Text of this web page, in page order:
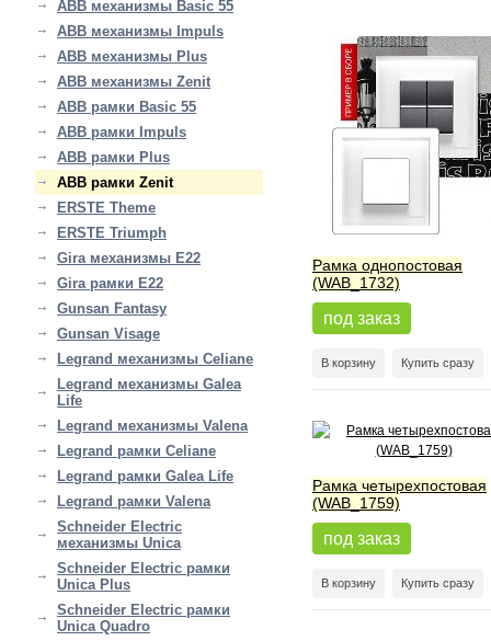
Рамка однопостовая
(WAB_1732)
под заказ
В корзину Купить сразу
Рамка четырехпостовая
(WAB_1759)
под заказ
В корзину Купить сразу
ABB механизмы Basic 55
ABB механизмы Impuls
ABB механизмы Plus
ABB механизмы Zenit
ABB рамки Basic 55
ABB рамки Impuls
ABB рамки Plus
ABB рамки Zenit
ERSTE Theme
ERSTE Triumph
Gira механизмы E22
Gira рамки E22
Gunsan Fantasy
Gunsan Visage
Legrand механизмы Celiane
Legrand механизмы Galea
Life
Legrand механизмы Valena
Legrand рамки Celiane
Legrand рамки Galea Life
Legrand рамки Valena
Schneider Electric
механизмы Unica
Schneider Electric рамки
Unica Plus
Schneider Electric рамки
Unica Quadro